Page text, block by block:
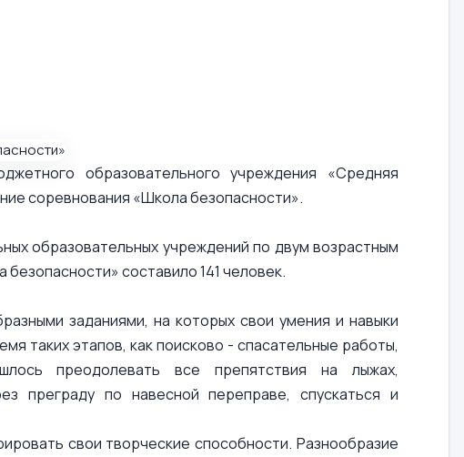
образовательного учреждения «Средняя
соревнования «Школа безопасности».
образовательных учреждений по двум возрастным
составило 141 человек.
заданиями, на которых свои умения и навыки
таких этапов, как поисково - спасательные работы,
преодолевать все препятствия на лыжах,
преграду по навесной переправе, спускаться и
свои творческие способности. Разнообразие